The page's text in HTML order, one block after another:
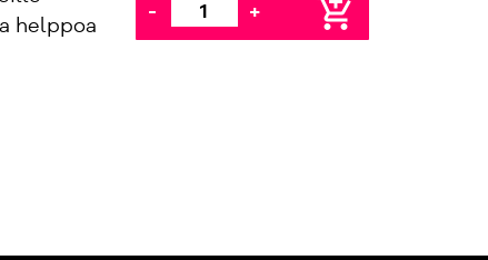
helppoa
- + add_shopping_cart